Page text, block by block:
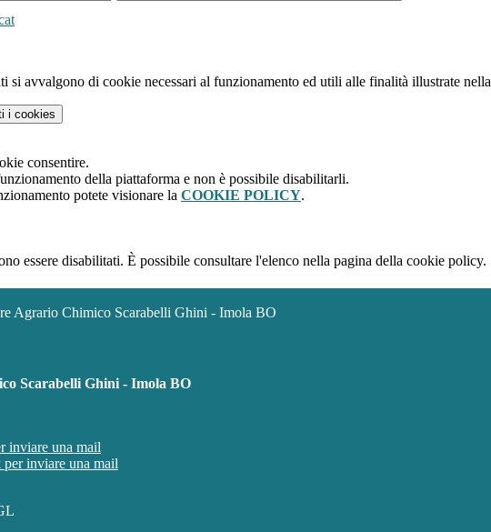
si avvalgono di cookie necessari al funzionamento ed utili alle finalità illustrate nella
i cookies
consentire.
della piattaforma e non è possibile disabilitarli.
potete visionare la COOKIE POLICY.
essere disabilitati. È possibile consultare l'elenco nella pagina della cookie policy.
Agrario Chimico Scarabelli Ghini - Imola BO
Scarabelli Ghini - Imola BO
inviare una mail
inviare una mail